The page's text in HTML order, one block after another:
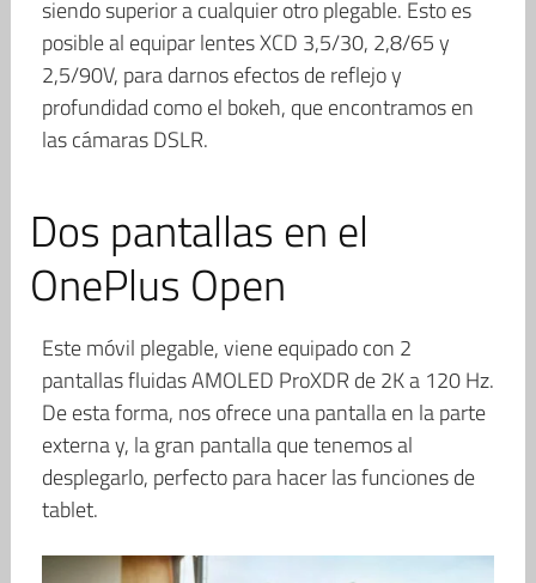
siendo superior a cualquier otro plegable. Esto es
posible al equipar lentes XCD 3,5/30, 2,8/65 y
2,5/90V, para darnos efectos de reflejo y
profundidad como el bokeh, que encontramos en
las cámaras DSLR.
Dos pantallas en el
OnePlus Open
Este móvil plegable, viene equipado con 2
pantallas fluidas AMOLED ProXDR de 2K a 120 Hz.
De esta forma, nos ofrece una pantalla en la parte
externa y, la gran pantalla que tenemos al
desplegarlo, perfecto para hacer las funciones de
tablet.